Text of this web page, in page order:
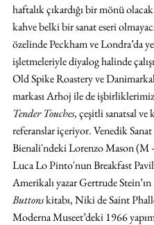
haftalık çıkardığı bir mönü
kahve belki bir sanat eseri
özelinde Peckham ve Londra’da
işletmeleriyle diyalog halinde
Old Spike Roastery ve
markası Arhoj ile de
Tender Touches, çeşitli sanatsal
referanslar içeriyor. Venedik Sanat
Bienali'ndeki Lorenzo Mason (M
Luca Lo Pinto'nun Breakfast
Amerikalı yazar Gertrude Stein’ın
Buttons kitabı, Niki de Saint
Moderna Museet’deki 1966